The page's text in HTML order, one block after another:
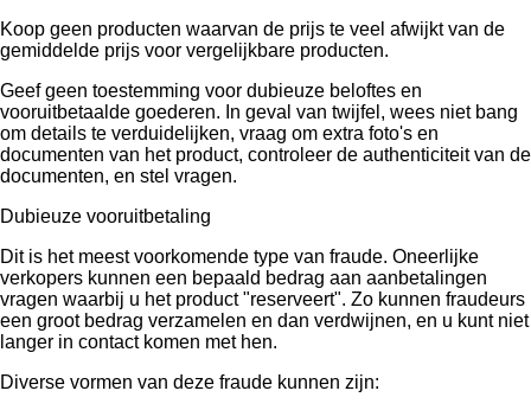
Koop geen producten waarvan de prijs te veel afwijkt van de
gemiddelde prijs voor vergelijkbare producten.
Geef geen toestemming voor dubieuze beloftes en
vooruitbetaalde goederen. In geval van twijfel, wees niet bang
om details te verduidelijken, vraag om extra foto's en
documenten van het product, controleer de authenticiteit van de
documenten, en stel vragen.
Dubieuze vooruitbetaling
Dit is het meest voorkomende type van fraude. Oneerlijke
verkopers kunnen een bepaald bedrag aan aanbetalingen
vragen waarbij u het product "reserveert". Zo kunnen fraudeurs
een groot bedrag verzamelen en dan verdwijnen, en u kunt niet
langer in contact komen met hen.
Diverse vormen van deze fraude kunnen zijn: